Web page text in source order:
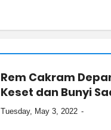
Rem Cakram
Keset dan Bunyi
Tuesday, May 3, 2022